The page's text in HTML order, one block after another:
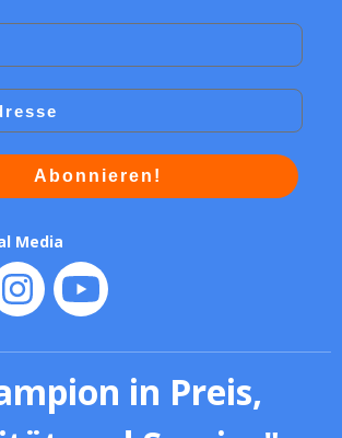
Abonnieren!
Media
in Preis,